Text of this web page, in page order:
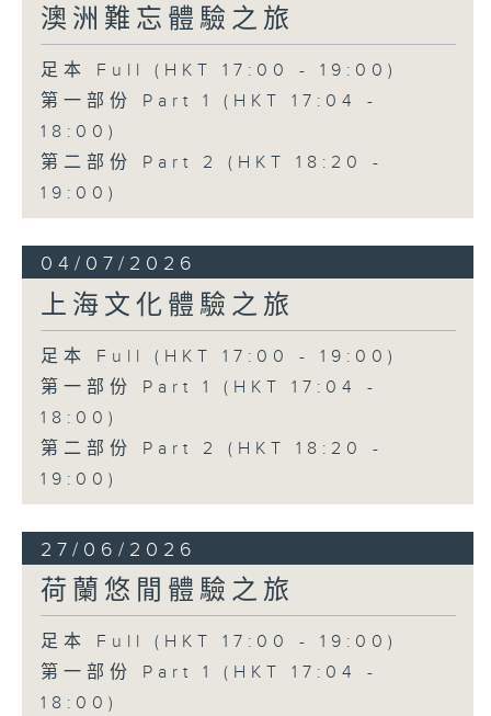
澳洲難忘體驗之旅
足本 Full (HKT 17:00 - 19:00)
第一部份 Part 1 (HKT 17:04 -
18:00)
第二部份 Part 2 (HKT 18:20 -
19:00)
04/07/2026
上海文化體驗之旅
足本 Full (HKT 17:00 - 19:00)
第一部份 Part 1 (HKT 17:04 -
18:00)
第二部份 Part 2 (HKT 18:20 -
19:00)
27/06/2026
荷蘭悠閒體驗之旅
足本 Full (HKT 17:00 - 19:00)
第一部份 Part 1 (HKT 17:04 -
18:00)